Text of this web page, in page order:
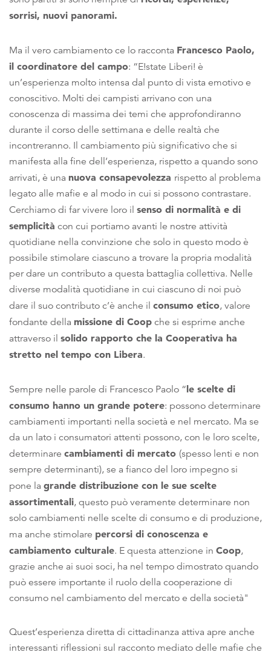
sorrisi, nuovi panorami.
Ma il vero cambiamento ce lo racconta Francesco Paolo,
il coordinatore del campo: “E!state Liberi! è
un’esperienza molto intensa dal punto di vista emotivo e
conoscitivo. Molti dei campisti arrivano con una
conoscenza di massima dei temi che approfondiranno
durante il corso delle settimana e delle realtà che
incontreranno. Il cambiamento più significativo che si
manifesta alla fine dell’esperienza, rispetto a quando sono
arrivati, è una nuova consapevolezza rispetto al problema
legato alle mafie e al modo in cui si possono contrastare.
Cerchiamo di far vivere loro il senso di normalità e di
semplicità con cui portiamo avanti le nostre attività
quotidiane nella convinzione che solo in questo modo è
possibile stimolare ciascuno a trovare la propria modalità
per dare un contributo a questa battaglia collettiva. Nelle
diverse modalità quotidiane in cui ciascuno di noi può
dare il suo contributo c’è anche il consumo etico, valore
fondante della missione di Coop che si esprime anche
attraverso il solido rapporto che la Cooperativa ha
stretto nel tempo con Libera.
Sempre nelle parole di Francesco Paolo “le scelte di
consumo hanno un grande potere: possono determinare
cambiamenti importanti nella società e nel mercato. Ma se
da un lato i consumatori attenti possono, con le loro scelte,
determinare cambiamenti di mercato (spesso lenti e non
sempre determinanti), se a fianco del loro impegno si
pone la grande distribuzione con le sue scelte
assortimentali, questo può veramente determinare non
solo cambiamenti nelle scelte di consumo e di produzione,
ma anche stimolare percorsi di conoscenza e
cambiamento culturale. E questa attenzione in Coop,
grazie anche ai suoi soci, ha nel tempo dimostrato quando
può essere importante il ruolo della cooperazione di
consumo nel cambiamento del mercato e della società"
Quest’esperienza diretta di cittadinanza attiva apre anche
interessanti riflessioni sul racconto mediato delle mafie che